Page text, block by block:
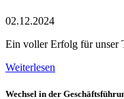
02.12.2024
Ein voller Erfolg für unser
Weiterlesen
Wechsel in der